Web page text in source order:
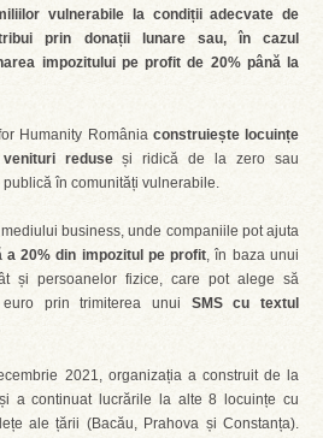
vulnerabile la condiții adecvate de
prin donații lunare sau, în cazul
impozitului pe profit de 20% până la
Humanity România construiește locuințe
reduseși ridică de la zero sau
în comunități vulnerabile.
business, unde companiile pot ajuta
20% din impozitul pe profit, în baza unui
și persoanelor fizice, care pot alege să
prin trimiterea unui SMS cu textul
2021, organizația a construit de la
a continuat lucrările la alte 8 locuințe cu
ale țării (Bacău, Prahova și Constanța).